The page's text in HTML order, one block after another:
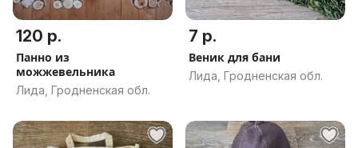
120 р.
Панно из
можжевельника
Лида, Гродненская обл.
7 р.
Веник для бани
Лида, Гродненская обл.